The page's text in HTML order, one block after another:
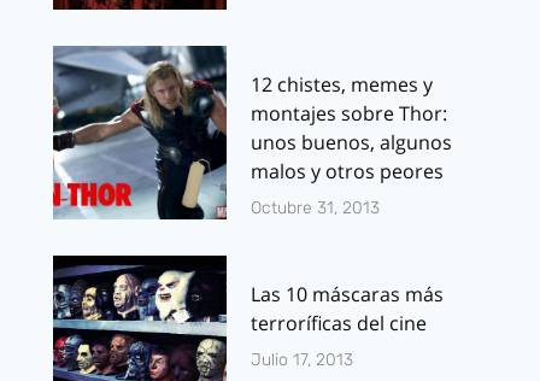
12 chistes, memes y
montajes sobre Thor:
unos buenos, algunos
malos y otros peores
Octubre 31, 2013
Las 10 máscaras más
terroríficas del cine
Julio 17, 2013